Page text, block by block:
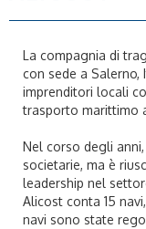
La compagnia di
con sede a Salerno,
imprenditori locali
trasporto marittimo
Nel corso degli
societarie, ma è
leadership nel
Alicost conta 15
navi sono state